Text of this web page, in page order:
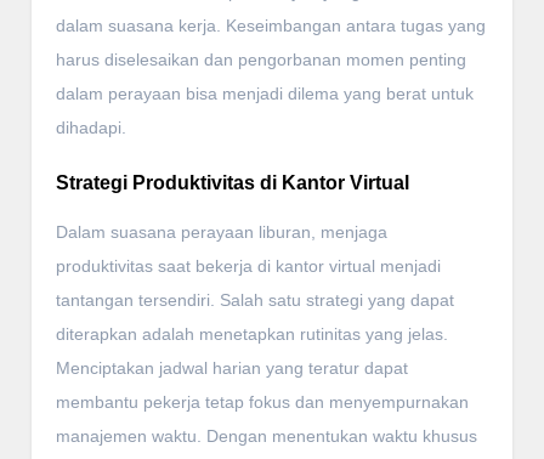
dalam suasana kerja. Keseimbangan antara tugas yang
harus diselesaikan dan pengorbanan momen penting
dalam perayaan bisa menjadi dilema yang berat untuk
dihadapi.
Strategi Produktivitas di Kantor Virtual
Dalam suasana perayaan liburan, menjaga
produktivitas saat bekerja di kantor virtual menjadi
tantangan tersendiri. Salah satu strategi yang dapat
diterapkan adalah menetapkan rutinitas yang jelas.
Menciptakan jadwal harian yang teratur dapat
membantu pekerja tetap fokus dan menyempurnakan
manajemen waktu. Dengan menentukan waktu khusus